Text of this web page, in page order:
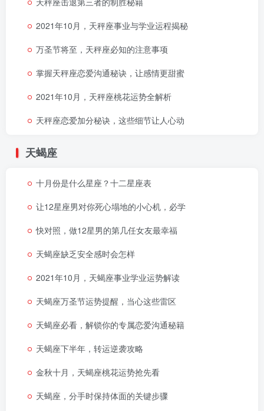
2021年10月，天秤座事业与学业运程揭秘
万圣节将至，天秤座必知的注意事项
掌握天秤座恋爱沟通秘诀，让感情更甜蜜
2021年10月，天秤座桃花运势全解析
天秤座恋爱加分秘诀，这些细节让人心动
天蝎座
十月份是什么星座？十二星座表
让12星座男对你死心塌地的小心机，必学
快对照，做12星男的第几任女友最幸福
天蝎座缺乏安全感时会怎样
2021年10月，天蝎座事业学业运势解读
天蝎座万圣节运势提醒，当心这些雷区
天蝎座必看，解锁你的专属恋爱沟通秘籍
天蝎座下半年，转运逆袭攻略
金秋十月，天蝎座桃花运势抢先看
天蝎座，分手时保持体面的关键步骤